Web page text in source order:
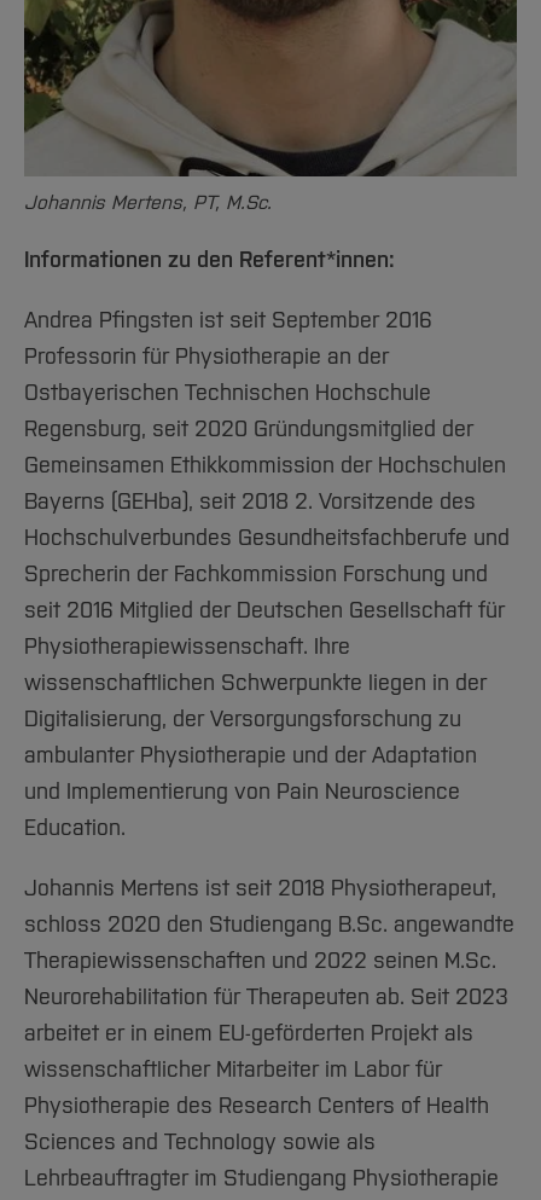
Johannis Mertens, PT, M.Sc.
Informationen zu den Referent*innen:
Andrea Pfingsten ist seit September 2016
Professorin für Physiotherapie an der
Ostbayerischen Technischen Hochschule
Regensburg, seit 2020 Gründungsmitglied der
Gemeinsamen Ethikkommission der Hochschulen
Bayerns (GEHba), seit 2018 2. Vorsitzende des
Hochschulverbundes Gesundheitsfachberufe und
Sprecherin der Fachkommission Forschung und
seit 2016 Mitglied der Deutschen Gesellschaft für
Physiotherapiewissenschaft. Ihre
wissenschaftlichen Schwerpunkte liegen in der
Digitalisierung, der Versorgungsforschung zu
ambulanter Physiotherapie und der Adaptation
und Implementierung von Pain Neuroscience
Education.
Johannis Mertens ist seit 2018 Physiotherapeut,
schloss 2020 den Studiengang B.Sc. angewandte
Therapiewissenschaften und 2022 seinen M.Sc.
Neurorehabilitation für Therapeuten ab. Seit 2023
arbeitet er in einem EU-geförderten Projekt als
wissenschaftlicher Mitarbeiter im Labor für
Physiotherapie des Research Centers of Health
Sciences and Technology sowie als
Lehrbeauftragter im Studiengang Physiotherapie